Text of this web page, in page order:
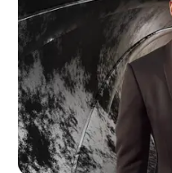
el nororiente
Santander y
Santander y César.
ALERTA